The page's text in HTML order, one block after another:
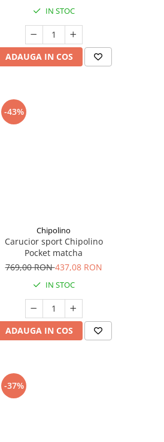
Pliere tip umbrela, 6- 36 luni,
Pana la 15 kg, Bej
IN STOC
ADAUGA IN COS
-43%
Chipolino
Carucior sport Chipolino
Pocket matcha
769,00 RON437,08 RON
IN STOC
ADAUGA IN COS
-37%